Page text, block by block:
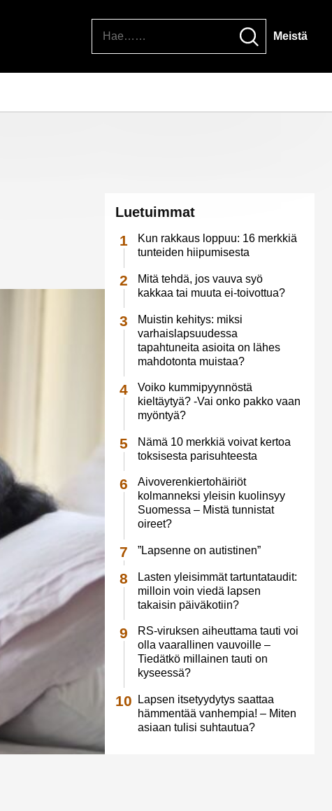
Meistä
Luetuimmat
Kun rakkaus loppuu: 16 merkkiä
tunteiden hiipumisesta
Mitä tehdä, jos vauva syö
kakkaa tai muuta ei-toivottua?
Muistin kehitys: miksi
varhaislapsuudessa
tapahtuneita asioita on lähes
mahdotonta muistaa?
Voiko kummipyynnöstä
kieltäytyä? -Vai onko pakko vaan
myöntyä?
Nämä 10 merkkiä voivat kertoa
toksisesta parisuhteesta
Aivoverenkiertohäiriöt
kolmanneksi yleisin kuolinsyy
Suomessa – Mistä tunnistat
oireet?
”Lapsenne on autistinen”
Lasten yleisimmät tartuntataudit:
milloin voin viedä lapsen
takaisin päiväkotiin?
RS-viruksen aiheuttama tauti voi
olla vaarallinen vauvoille –
Tiedätkö millainen tauti on
kyseessä?
Lapsen itsetyydytys saattaa
hämmentää vanhempia! – Miten
asiaan tulisi suhtautua?